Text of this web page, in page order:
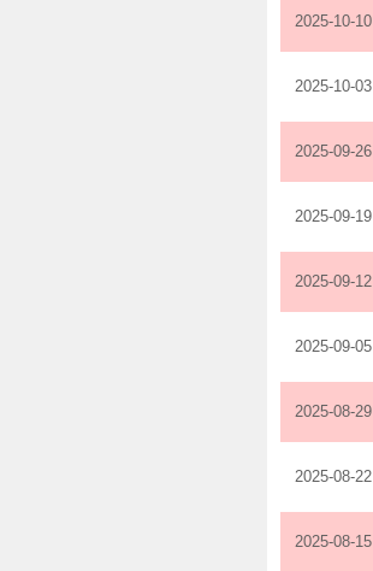
2025-10-10
2025-10-03
2025-09-26
2025-09-19
2025-09-12
2025-09-05
2025-08-29
2025-08-22
2025-08-15